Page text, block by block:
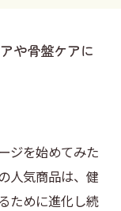
や骨盤ケアに
ジを始めてみた
人気商品は、健
ために進化し続